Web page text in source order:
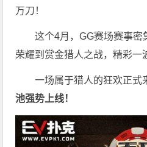
万刀！
这个4月，GG赛场赛事
荣耀到赏金猎人之战，精彩一
一场属于猎人的狂欢正
池强势上线！